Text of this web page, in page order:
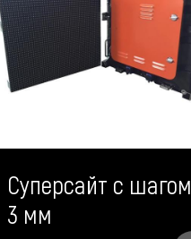
Суперсайт с шагом
3 мм